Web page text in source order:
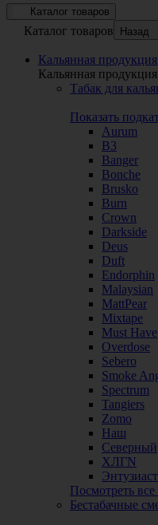
Каталог товаров
Каталог товаров Назад
Кальянная продукция
Кальянная продукция
Табак для
Показать
Aurum
B3
Banger
Bonche
Brusko
Burn
Crown
Darkside
Deus
Duft
Endorphin
Malaysian
MattPear
Mixtape
Must Have
Overdose
Sebero
Smoke
Spectrum
Tangiers
Zomo
Наш
Северный
ХЛГN
Энтузиаст
Посмотреть
Бестабачные